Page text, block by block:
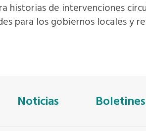
historias de intervenciones
para los gobiernos locales y
Noticias Boletines